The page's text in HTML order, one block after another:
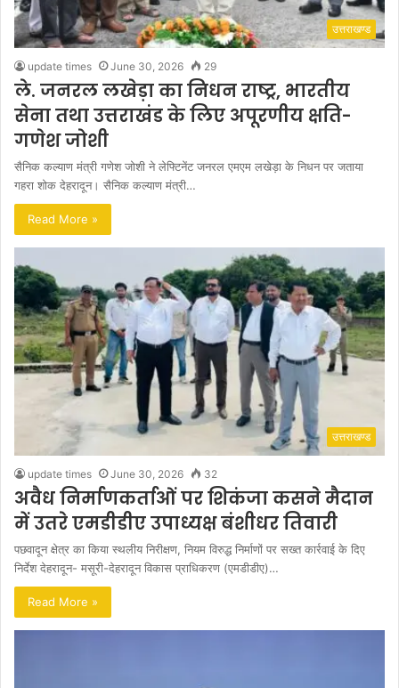
उत्तराखण्ड
update times June 30, 2026 29
ले. जनरल लखेड़ा का निधन राष्ट्र, भारतीय
सेना तथा उत्तराखंड के लिए अपूरणीय क्षति-
गणेश जोशी
सैनिक कल्याण मंत्री गणेश जोशी ने लेफ्टिनेंट जनरल एमएम लखेड़ा के निधन पर जताया
गहरा शोक देहरादून। सैनिक कल्याण मंत्री…
Read More »
उत्तराखण्ड
update times June 30, 2026 32
अवैध निर्माणकर्ताओं पर शिकंजा कसने मैदान
में उतरे एमडीडीए उपाध्यक्ष बंशीधर तिवारी
पछवादून क्षेत्र का किया स्थलीय निरीक्षण, नियम विरुद्ध निर्माणों पर सख्त कार्रवाई के दिए
निर्देश देहरादून- मसूरी-देहरादून विकास प्राधिकरण (एमडीडीए)…
Read More »